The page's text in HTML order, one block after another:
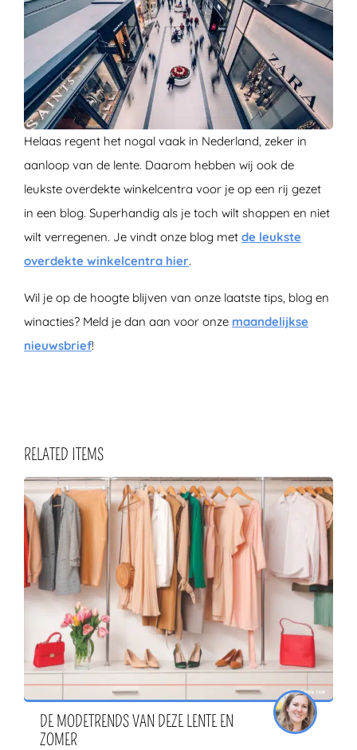
Helaas regent het nogal vaak in Nederland, zeker in
aanloop van de lente. Daarom hebben wij ook de
leukste overdekte winkelcentra voor je op een rij gezet
in een blog. Superhandig als je toch wilt shoppen en niet
wilt verregenen. Je vindt onze blog met de leukste
overdekte winkelcentra hier.
Wil je op de hoogte blijven van onze laatste tips, blog en
winacties? Meld je dan aan voor onze maandelijkse
nieuwsbrief!
RELATED ITEMS
DE MODETRENDS VAN DEZE LENTE EN
ZOMER